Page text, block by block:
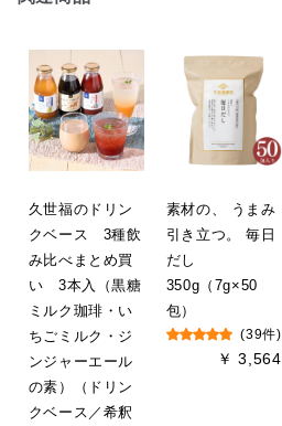
久世福のドリン
クベース 3種飲
み比べまとめ買
い 3本入（黒糖
ミルク珈琲・い
ちごミルク・ジ
ンジャーエール
の素）（ドリン
クベース／希釈
素材の、 うまみ
引き立つ。 毎日
だし
350g（7g×50
包）
(39件)
￥ 3,564